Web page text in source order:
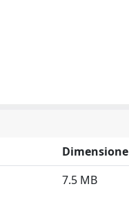
Dimensione
7.5 MB